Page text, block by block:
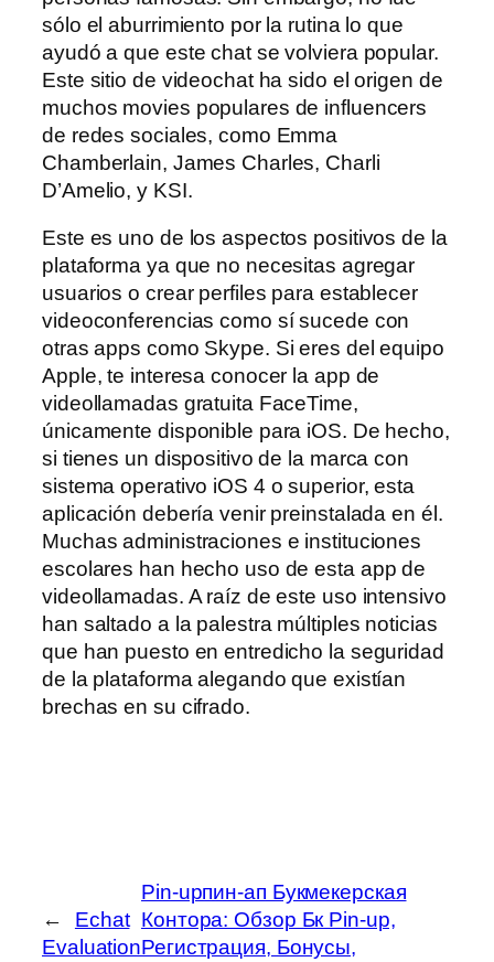
sólo el aburrimiento por la rutina lo que
ayudó a que este chat se volviera popular.
Este sitio de videochat ha sido el origen de
muchos movies populares de influencers
de redes sociales, como Emma
Chamberlain, James Charles, Charli
D’Amelio, y KSI.
Este es uno de los aspectos positivos de la
plataforma ya que no necesitas agregar
usuarios o crear perfiles para establecer
videoconferencias como sí sucede con
otras apps como Skype. Si eres del equipo
Apple, te interesa conocer la app de
videollamadas gratuita FaceTime,
únicamente disponible para iOS. De hecho,
si tienes un dispositivo de la marca con
sistema operativo iOS 4 o superior, esta
aplicación debería venir preinstalada en él.
Muchas administraciones e instituciones
escolares han hecho uso de esta app de
videollamadas. A raíz de este uso intensivo
han saltado a la palestra múltiples noticias
que han puesto en entredicho la seguridad
de la plataforma alegando que existían
brechas en su cifrado.
←
Echat
Evaluation
Pin-upпин-ап Букмекерская
Контора: Обзор Бк Pin-up,
Регистрация, Бонусы,